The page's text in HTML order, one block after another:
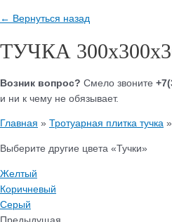
← Вернуться назад
ТУЧКА
Возник вопрос? Смело звоните
и ни к чему не обязывает.
Главная » Тротуарная плитка тучка »
Выберите другие цвета
Желтый
Коричневый
Серый